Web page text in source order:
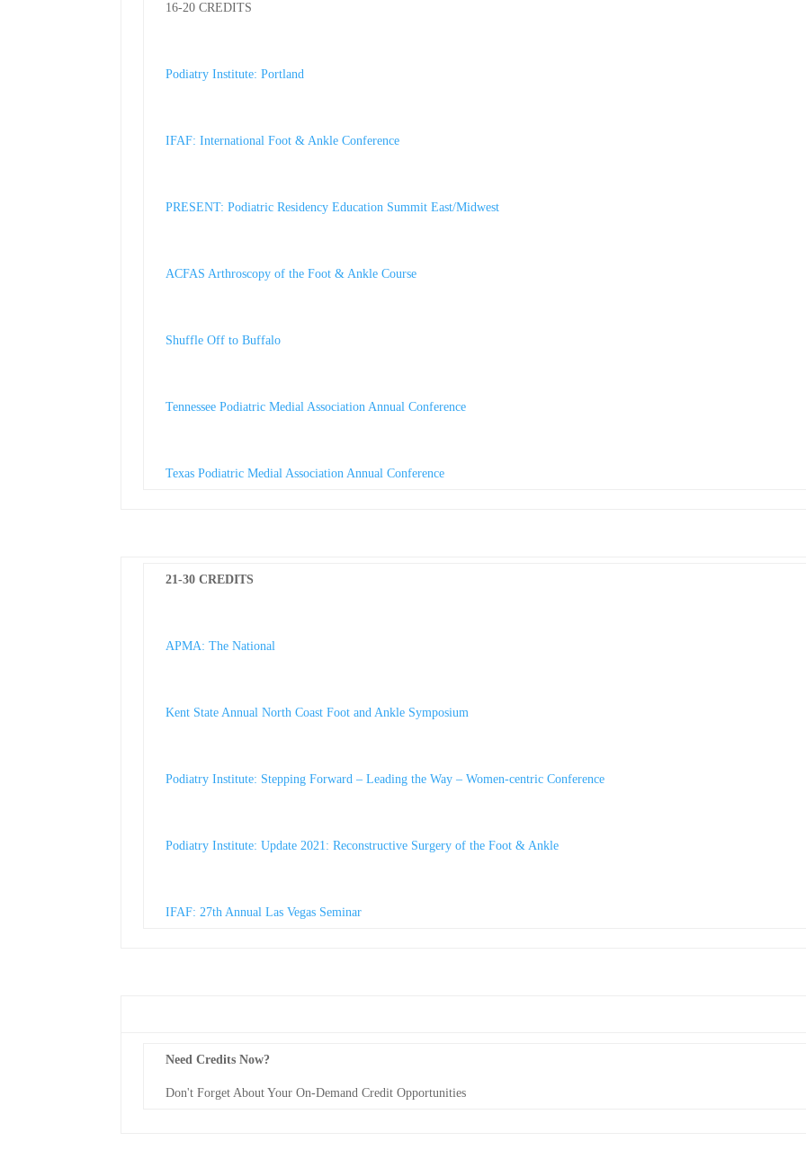
16-20 CREDITS
Podiatry Institute: Portland
IFAF: International Foot & Ankle Conference
PRESENT: Podiatric Residency Education Summit East/Midwest
ACFAS Arthroscopy of the Foot & Ankle Course
Shuffle Off to Buffalo
Tennessee Podiatric Medial Association Annual Conference
Texas Podiatric Medial Association Annual Conference
21-30 CREDITS
APMA: The National
Kent State Annual North Coast Foot and Ankle Symposium
Podiatry Institute: Stepping Forward – Leading the Way – Women-centric Conference
Podiatry Institute: Update 2021: Reconstructive Surgery of the Foot & Ankle
IFAF: 27th Annual Las Vegas Seminar
Need Credits Now?
Don't Forget About Your On-Demand Credit Opportunities